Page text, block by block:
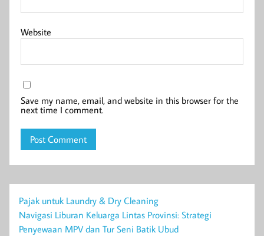
Website
Save my name, email, and website in this browser for the
next time I comment.
Pajak untuk Laundry & Dry Cleaning
Navigasi Liburan Keluarga Lintas Provinsi: Strategi
Penyewaan MPV dan Tur Seni Batik Ubud